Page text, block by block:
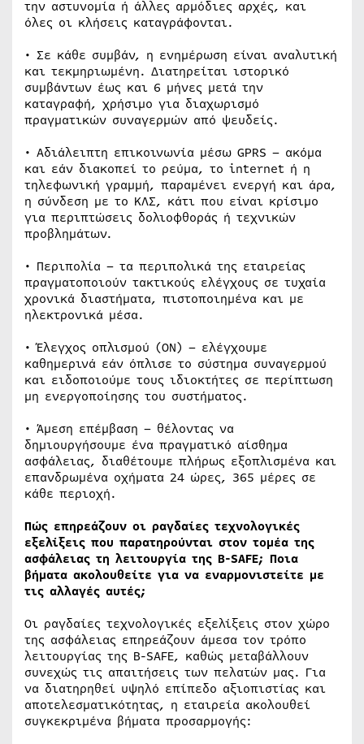
την αστυνομία ή άλλες αρμόδιες αρχές, και
όλες οι κλήσεις καταγράφονται.
• Σε κάθε συμβάν, η ενημέρωση είναι αναλυτική
και τεκμηριωμένη. Διατηρείται ιστορικό
συμβάντων έως και 6 μήνες μετά την
καταγραφή, χρήσιμο για διαχωρισμό
πραγματικών συναγερμών από ψευδείς.
• Αδιάλειπτη επικοινωνία μέσω GPRS – ακόμα
και εάν διακοπεί το ρεύμα, το internet ή η
τηλεφωνική γραμμή, παραμένει ενεργή και άρα,
η σύνδεση με το ΚΛΣ, κάτι που είναι κρίσιμο
για περιπτώσεις δολιοφθοράς ή τεχνικών
προβλημάτων.
• Περιπολία – τα περιπολικά της εταιρείας
πραγματοποιούν τακτικούς ελέγχους σε τυχαία
χρονικά διαστήματα, πιστοποιημένα και με
ηλεκτρονικά μέσα.
• Έλεγχος οπλισμού (ON) – ελέγχουμε
καθημερινά εάν όπλισε το σύστημα συναγερμού
και ειδοποιούμε τους ιδιοκτήτες σε περίπτωση
μη ενεργοποίησης του συστήματος.
• Άμεση επέμβαση – θέλοντας να
δημιουργήσουμε ένα πραγματικό αίσθημα
ασφάλειας, διαθέτουμε πλήρως εξοπλισμένα και
επανδρωμένα οχήματα 24 ώρες, 365 μέρες σε
κάθε περιοχή.
Πώς επηρεάζουν οι ραγδαίες τεχνολογικές
εξελίξεις που παρατηρούνται στον τομέα της
ασφάλειας τη λειτουργία της B-SAFE; Ποια
βήματα ακολουθείτε για να εναρμονιστείτε με
τις αλλαγές αυτές;
Οι ραγδαίες τεχνολογικές εξελίξεις στον χώρο
της ασφάλειας επηρεάζουν άμεσα τον τρόπο
λειτουργίας της B-SAFE, καθώς μεταβάλλουν
συνεχώς τις απαιτήσεις των πελατών μας. Για
να διατηρηθεί υψηλό επίπεδο αξιοπιστίας και
αποτελεσματικότητας, η εταιρεία ακολουθεί
συγκεκριμένα βήματα προσαρμογής: